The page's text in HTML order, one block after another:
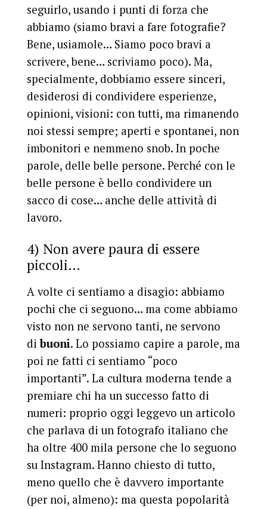
seguirlo, usando i punti di forza che
abbiamo (siamo bravi a fare fotografie?
Bene, usiamole… Siamo poco bravi a
scrivere, bene… scriviamo poco). Ma,
specialmente, dobbiamo essere sinceri,
desiderosi di condividere esperienze,
opinioni, visioni: con tutti, ma rimanendo
noi stessi sempre; aperti e spontanei, non
imbonitori e nemmeno snob. In poche
parole, delle belle persone. Perché con le
belle persone è bello condividere un
sacco di cose… anche delle attività di
lavoro.
4) Non avere paura di essere
piccoli…
A volte ci sentiamo a disagio: abbiamo
pochi che ci seguono… ma come abbiamo
visto non ne servono tanti, ne servono
dibuoni. Lo possiamo capire a parole, ma
poi ne fatti ci sentiamo “poco
importanti”. La cultura moderna tende a
premiare chi ha un successo fatto di
numeri: proprio oggi leggevo un articolo
che parlava di un fotografo italiano che
ha oltre 400 mila persone che lo seguono
su Instagram. Hanno chiesto di tutto,
meno quello che è davvero importante
(per noi, almeno): ma questa popolarità